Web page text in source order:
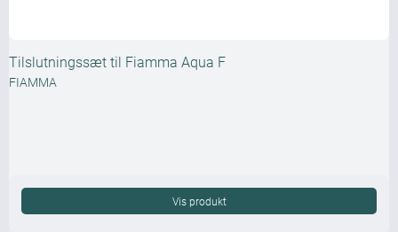
Tilslutningssæt til Fiamma Aqua F
FIAMMA
Vis produkt